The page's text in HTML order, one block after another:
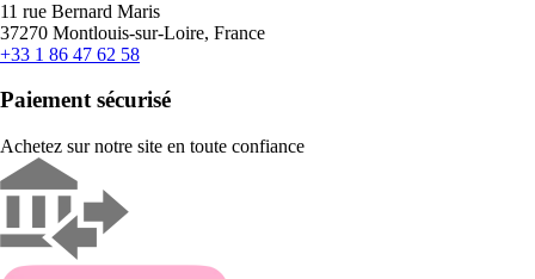
11 rue Bernard Maris
37270 Montlouis-sur-Loire, France
+33 1 86 47 62 58
Paiement sécurisé
Achetez sur notre site en toute confiance